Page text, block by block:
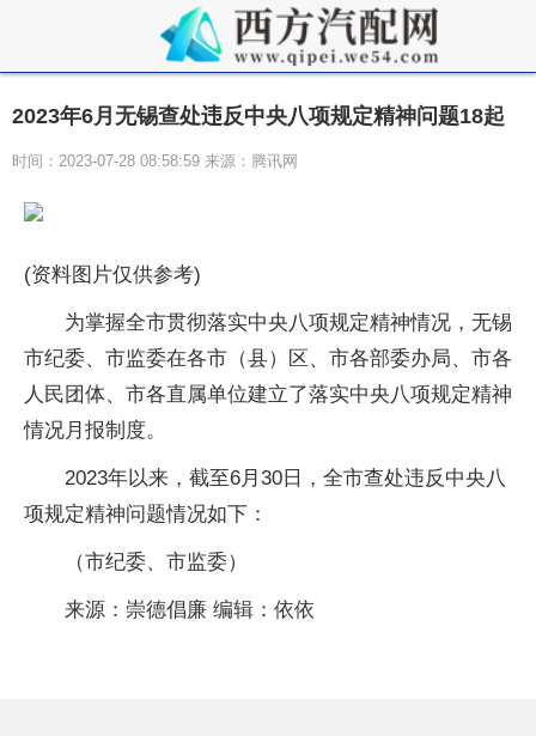
2023年6月无锡查处违反中央八项规定精神问题18起
时间：2023-07-28 08:58:59 来源：腾讯网
(资料图片仅供参考)
为掌握全市贯彻落实中央八项规定精神情况，无锡
市纪委、市监委在各市（县）区、市各部委办局、市各
人民团体、市各直属单位建立了落实中央八项规定精神
情况月报制度。
2023年以来，截至6月30日，全市查处违反中央八
项规定精神问题情况如下：
（市纪委、市监委）
来源：崇德倡廉 编辑：依依